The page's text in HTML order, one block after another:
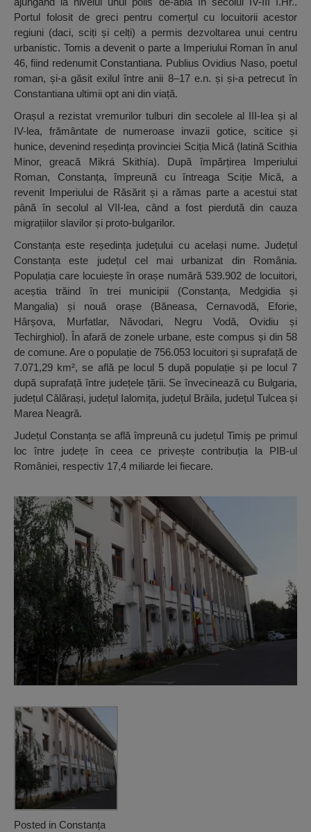
Portul folosit de greci pentru comerțul cu locuitorii acestor
regiuni (daci, sciți și celți) a permis dezvoltarea unui centru
urbanistic. Tomis a devenit o parte a Imperiului Roman în anul
46, fiind redenumit Constantiana. Publius Ovidius Naso, poetul
roman, și-a găsit exilul între anii 8–17 e.n. și și-a petrecut în
Constantiana ultimii opt ani din viață.
Orașul a rezistat vremurilor tulburi din secolele al III-lea și al
IV-lea, frământate de numeroase invazii gotice, scitice și
hunice, devenind reședința provinciei Sciția Mică (latină Scithia
Minor, greacă Mikrá Skithía). După împărțirea Imperiului
Roman, Constanța, împreună cu întreaga Sciție Mică, a
revenit Imperiului de Răsărit și a rămas parte a acestui stat
până în secolul al VII-lea, când a fost pierdută din cauza
migrațiilor slavilor și proto-bulgarilor.
Constanța este reședința județului cu același nume. Județul
Constanța este județul cel mai urbanizat din România.
Populația care locuiește în orașe numără 539.902 de locuitori,
aceștia trăind în trei municipii (Constanța, Medgidia și
Mangalia) și nouă orașe (Băneasa, Cernavodă, Eforie,
Hârșova, Murfatlar, Năvodari, Negru Vodă, Ovidiu și
Techirghiol). În afară de zonele urbane, este compus și din 58
de comune. Are o populație de 756.053 locuitori și suprafață de
7.071,29 km², se află pe locul 5 după populație și pe locul 7
după suprafață între județele țării. Se învecinează cu Bulgaria,
județul Călărași, județul Ialomița, județul Brăila, județul Tulcea și
Marea Neagră.
Județul Constanța se află împreună cu județul Timiș pe primul
loc între județe în ceea ce privește contribuția la PIB-ul
României, respectiv 17,4 miliarde lei fiecare.
Posted in Constanța